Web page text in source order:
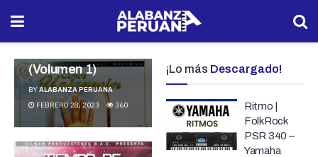
Los Mensajeros
(Volumen 1)
BY ALABANZA PERUANA
FEBRERO 28, 2023
360
¡Lo más Descargado!
Ritmo |
FolkRock
PSR 340 –
Yamaha